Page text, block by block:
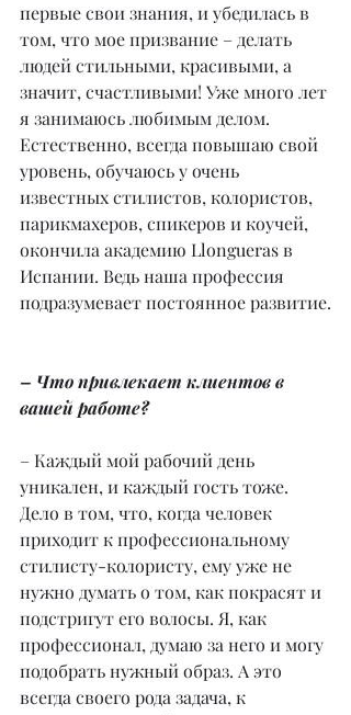
первые свои знания, и убедилась в
том, что мое призвание – делать
людей стильными, красивыми, а
значит, счастливыми! Уже много лет
я занимаюсь любимым делом.
Естественно, всегда повышаю свой
уровень, обучаюсь у очень
известных стилистов, колористов,
парикмахеров, спикеров и коучей,
окончила академию Llongueras в
Испании. Ведь наша профессия
подразумевает постоянное развитие.
– Что привлекает клиентов в
вашей работе?
– Каждый мой рабочий день
уникален, и каждый гость тоже.
Дело в том, что, когда человек
приходит к профессиональному
стилисту-колористу, ему уже не
нужно думать о том, как покрасят и
подстригут его волосы. Я, как
профессионал, думаю за него и могу
подобрать нужный образ. А это
всегда своего рода задача, к